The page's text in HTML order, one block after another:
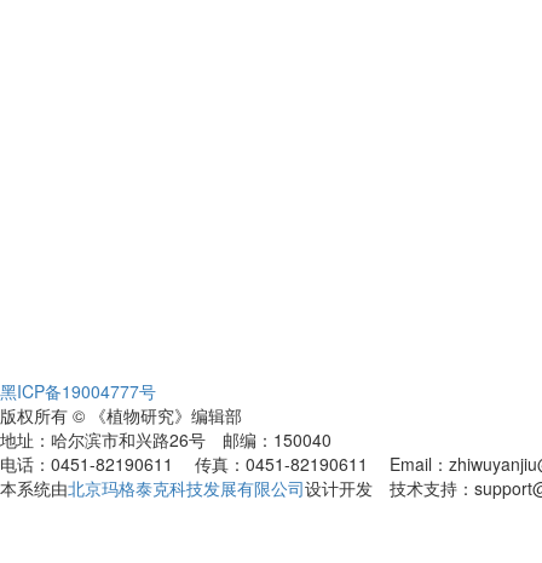
黑ICP备19004777号
版权所有 © 《植物研究》编辑部
地址：哈尔滨市和兴路26号 邮编：150040
电话：0451-82190611 传真：0451-82190611 Email：
本系统由北京玛格泰克科技发展有限公司设计开发 技术支持：